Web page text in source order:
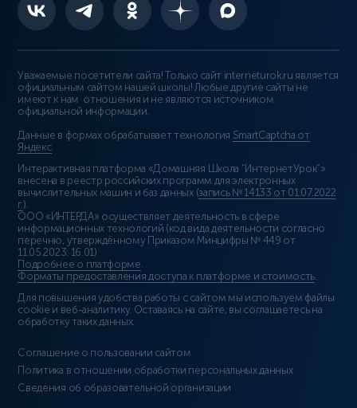
Уважаемые посетители сайта! Только сайт interneturok.ru является
официальным сайтом нашей школы! Любые другие сайты не
имеют к нам отношения и не являются источником
официальной информации.
Данные в формах обрабатывает технология SmartCaptcha от
Яндекс
Интерактивная платформа «Домашняя Школа “ИнтернетУрок”»
внесена в реестр российских программ для электронных
вычислительных машин и баз данных (запись № 14133 от 01.07.2022
г.).
ООО «ИНТЕРДА» осуществляет деятельность в сфере
информационных технологий (код вида деятельности согласно
перечню, утверждённому Приказом Минцифры № 449 от
11.05.2023: 16.01)
Подробнее о платформе.
Форматы предоставления доступа к платформе и стоимость.
Для повышения удобства работы с сайтом мы используем файлы
cookie и веб-аналитику. Оставаясь на сайте, вы соглашаетесь на
обработку таких данных.
Соглашение о пользовании сайтом
Политика в отношении обработки персональных данных
Сведения об образовательной организации